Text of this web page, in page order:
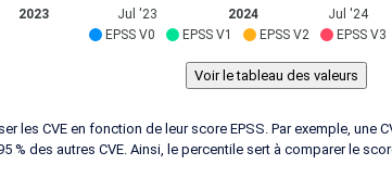
EPSS V0 EPSS V1 EPSS V2 EPSS V3
2023 Jul '23 2024 Jul '24
les CVE en fonction de leur score EPSS. Par exemple, une
% des autres CVE. Ainsi, le percentile sert à comparer le